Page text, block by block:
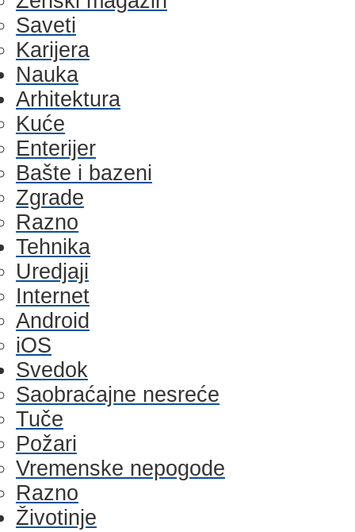
Saveti
Karijera
Nauka
Arhitektura
Kuće
Enterijer
Bašte i bazeni
Zgrade
Razno
Tehnika
Uredjaji
Internet
Android
iOS
Svedok
Saobraćajne nesreće
Tuče
Požari
Vremenske nepogode
Razno
Životinje